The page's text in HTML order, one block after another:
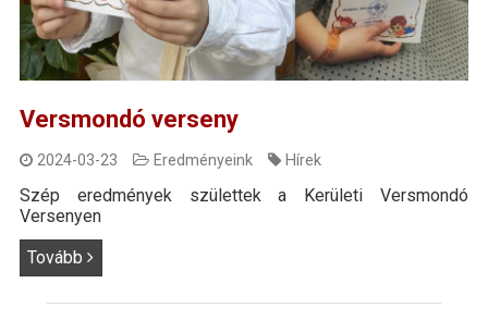
Versmondó verseny
2024-03-23 Eredményeink Hírek
Szép eredmények születtek a Kerületi Versmondó
Versenyen
Tovább